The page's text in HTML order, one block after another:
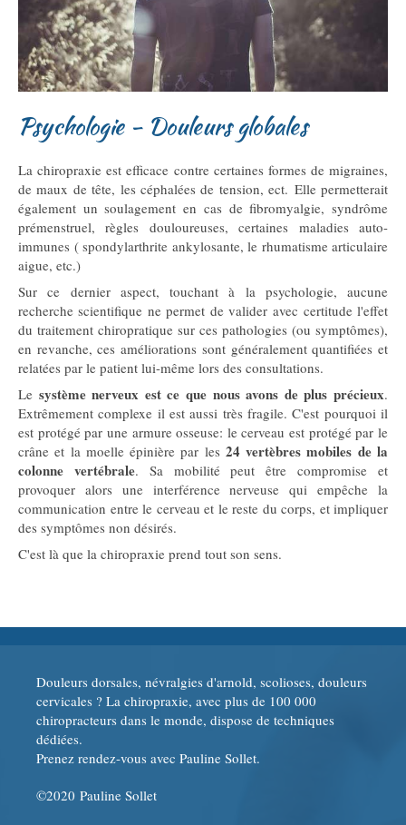
Psychologie - Douleurs globales
La chiropraxie est efficace contre certaines formes de migraines,
de maux de tête, les céphalées de tension, ect. Elle permetterait
également un soulagement en cas de fibromyalgie, syndrôme
prémenstruel, règles douloureuses, certaines maladies auto-
immunes ( spondylarthrite ankylosante, le rhumatisme articulaire
aigue, etc.)
Sur ce dernier aspect, touchant à la psychologie, aucune
recherche scientifique ne permet de valider avec certitude l'effet
du traitement chiropratique sur ces pathologies (ou symptômes),
en revanche, ces améliorations sont généralement quantifiées et
relatées par le patient lui-même lors des consultations.
Le système nerveux est ce que nous avons de plus précieux.
Extrêmement complexe il est aussi très fragile. C'est pourquoi il
est protégé par une armure osseuse: le cerveau est protégé par le
crâne et la moelle épinière par les 24 vertèbres mobiles de la
colonne vertébrale. Sa mobilité peut être compromise et
provoquer alors une interférence nerveuse qui empêche la
communication entre le cerveau et le reste du corps, et impliquer
des symptômes non désirés.
C'est là que la chiropraxie prend tout son sens.
Douleurs dorsales, névralgies d'arnold, scolioses, douleurs
cervicales ? La chiropraxie, avec plus de 100 000
chiropracteurs dans le monde, dispose de techniques
dédiées.
Prenez rendez-vous avec Pauline Sollet.
©2020 Pauline Sollet